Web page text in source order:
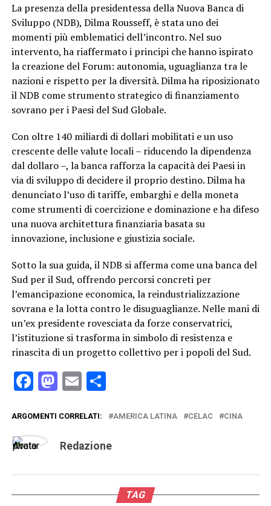
La presenza della presidentessa della Nuova Banca di
Sviluppo (NDB), Dilma Rousseff, è stata uno dei
momenti più emblematici dell’incontro. Nel suo
intervento, ha riaffermato i principi che hanno ispirato
la creazione del Forum: autonomia, uguaglianza tra le
nazioni e rispetto per la diversità. Dilma ha riposizionato
il NDB come strumento strategico di finanziamento
sovrano per i Paesi del Sud Globale.
Con oltre 140 miliardi di dollari mobilitati e un uso
crescente delle valute locali – riducendo la dipendenza
dal dollaro –, la banca rafforza la capacità dei Paesi in
via di sviluppo di decidere il proprio destino. Dilma ha
denunciato l’uso di tariffe, embarghi e della moneta
come strumenti di coercizione e dominazione e ha difeso
una nuova architettura finanziaria basata su
innovazione, inclusione e giustizia sociale.
Sotto la sua guida, il NDB si afferma come una banca del
Sud per il Sud, offrendo percorsi concreti per
l’emancipazione economica, la reindustrializzazione
sovrana e la lotta contro le disuguaglianze. Nelle mani di
un’ex presidente rovesciata da forze conservatrici,
l’istituzione si trasforma in simbolo di resistenza e
rinascita di un progetto collettivo per i popoli del Sud.
Facebook
Mastodon
EmailCondividi
ARGOMENTI CORRELATI: AMERICA LATINA CELAC CINA
Redazione
TAG